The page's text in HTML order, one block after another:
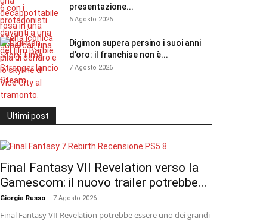
presentazione...
6 Agosto 2026
Digimon supera persino i suoi anni
d’oro: il franchise non è...
7 Agosto 2026
Ultimi post
Final Fantasy VII Revelation verso la
Gamescom: il nuovo trailer potrebbe...
Giorgia Russo - 7 Agosto 2026
Final Fantasy VII Revelation potrebbe essere uno dei grandi